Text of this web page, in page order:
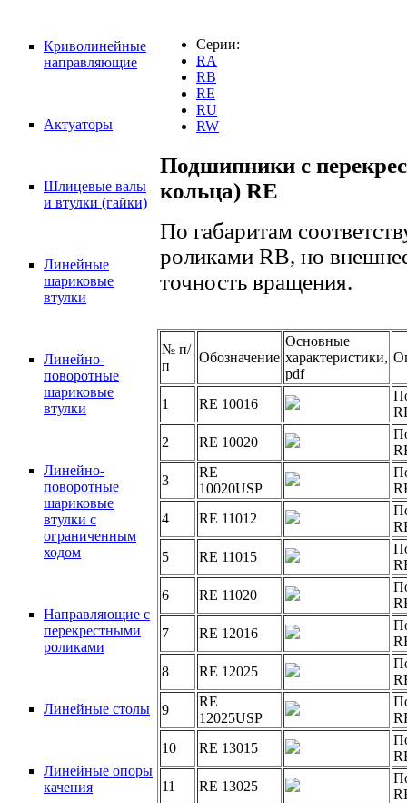
Криволинейные
направляющие
Актуаторы
Шлицевые валы
и втулки (гайки)
Линейные
шариковые
втулки
Линейно-
поворотные
шариковые
втулки
Линейно-
поворотные
шариковые
втулки с
ограниченным
ходом
Направляющие с
перекрестными
роликами
Линейные столы
Линейные опоры
качения
Серии:
RA
RB
RE
RU
RW
Подшипники с
кольца) RE
По габаритам
роликами RB, но
точность вращения.
№ п/
п
Обозначение
Основные
характеристики,
pdf
1 RE 10016
2
RE 10020
3
RE
10020USP
4
RE 11012
5
RE 11015
6
RE 11020
7
RE 12016
8
RE 12025
9
RE
12025USP
10
RE 13015
11
RE 13025